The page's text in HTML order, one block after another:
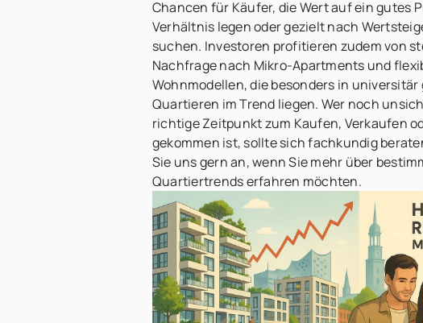
Chancen für Käufer, die Wert auf ein gutes
Verhältnis legen oder gezielt nach
suchen. Investoren profitieren zudem von
Nachfrage nach Mikro-Apartments und
Wohnmodellen, die besonders in universitär
Quartieren im Trend liegen. Wer noch
richtige Zeitpunkt zum Kaufen, Verkaufen
gekommen ist, sollte sich fachkundig
Sie uns gern an, wenn Sie mehr über
Quartiertrends erfahren möchten.